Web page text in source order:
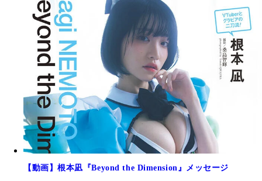
【動画】根本凪『Beyond the Dimension』メッセージ